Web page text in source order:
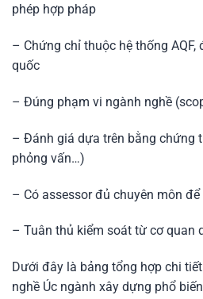
phép hợp pháp
– Chứng chỉ thuộc hệ thống
quốc
– Đúng phạm vi ngành nghề
– Đánh giá dựa trên bằng chứng
phỏng vấn…)
– Có assessor đủ chuyên môn
– Tuân thủ kiểm soát từ cơ quan
Dưới đây là bảng tổng hợp chi
nghề Úc ngành xây dựng phổ